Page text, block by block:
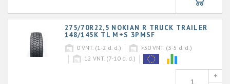
275/70R22,5 NOKIAN R TRUCK TRAILER
148/145K TL M+S 3PMSF
0 VNT. (1-2 d. d.) >30 VNT. (3-5 d. d.)
12 VNT. (7-10 d. d.)
+